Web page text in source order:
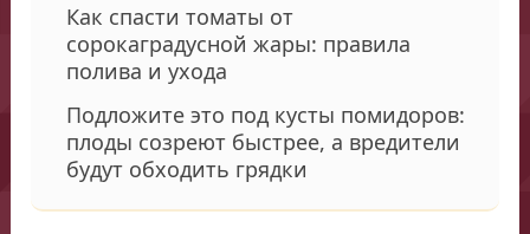
Как спасти томаты от
сорокаградусной жары: правила
полива и ухода
Подложите это под кусты помидоров:
плоды созреют быстрее, а вредители
будут обходить грядки